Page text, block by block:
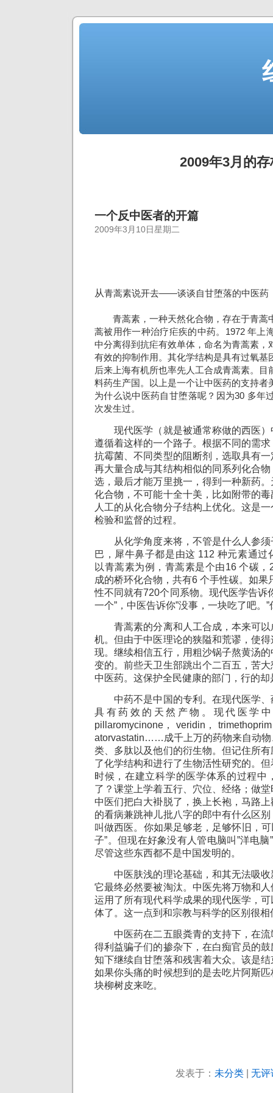
2009年3月的存
一个反中医者的开篇
2009年3月10日星期二
从青蒿素说开去——谈谈自甘堕落的中医药
青蒿素，一种天然化合物，存在于青蒿
蒿被用作一种治疗疟疾的中药。1972 年上
中分离得到抗疟有效单体，命名为青蒿素，
有效的抑制作用。其化学结构是具有过氧基
后来上海有机所也率先人工合成青蒿素。目
料药生产国。以上是一个让中医药的支持者
为什么说中医药自甘堕落呢？因为30 多年
次发生过。
现代医学（就是被通常称做的西医）
遵循着这样的一个路子。根据不同的需
抗霉菌、不同类型的阻断剂，选取具有
再大量合成与其结构相似的同系列化合
选，最后才能万里挑一，得到一种新药
化合物，不可能十全十美，比如附带的
人工的从化合物分子结构上优化。这是
检验和监督的过程。
从化学角度来将，不管是什么人参须
巴，犀牛鼻子都是由这 112 种元素通过
以青蒿素为例，青蒿素是个由16 个碳
成的桥环化合物，共有6 个手性碳。如果
性不同就有720个同系物。现代医学告诉
一个”，中医告诉你”没事，一块吃了吧。
青蒿素的分离和人工合成，本来可以
机。但由于中医理论的狭隘和荒谬，使
现。继续相信五行，用粗沙锅子熬黄汤
变的。前些天卫生部跳出个二百五，苦
中医药。这保护全民健康的部门，行的
中药不是中国的专利。在现代医学、
具有药效的天然产物。现代医学中
pillaromycinone， veridin，
atorvastatin……成千上万的药物来自动物
类、多肽以及他们的衍生物。但记住所
了化学结构和进行了生物活性研究的。
时候，在建立科学的医学体系的过程中
了？课堂上学着五行、穴位、经络；做
中医们把白大褂脱了，换上长袍，马路
的看病兼跳神儿批八字的郎中有什么区
叫做西医。你如果足够老，足够怀旧，可
子”。但现在好象没有人管电脑叫”洋电脑
尽管这些东西都不是中国发明的。
中医肤浅的理论基础，和其无法吸收
它最终必然要被淘汰。中医先将万物和
运用了所有现代科学成果的现代医学，
体了。这一点到和宗教与科学的区别很相
中医药在二五眼粪青的支持下，在流
得利益骗子们的掺杂下，在白痴官员的
知下继续自甘堕落和残害着大众。该是
如果你头痛的时候想到的是去吃片阿斯
块柳树皮来吃。
发表于： 未分类| 无评